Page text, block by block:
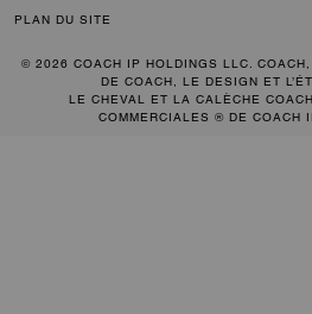
PLAN DU SITE
© 2026 COACH IP HOLDINGS LLC.
DE COACH, LE DESIGN ET
LE CHEVAL ET LA CALÈCHE
COMMERCIALES ® DE COACH